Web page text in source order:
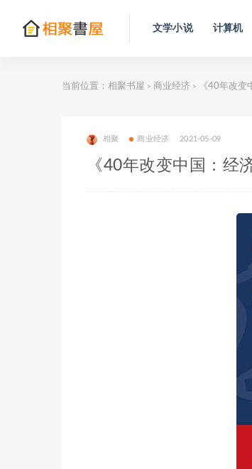
文学小说 计算机
当前位置： 相聚书屋 > 商业经济 > 《40年改变
相聚 商业经济 2021-05-09
《40年改变中国：经